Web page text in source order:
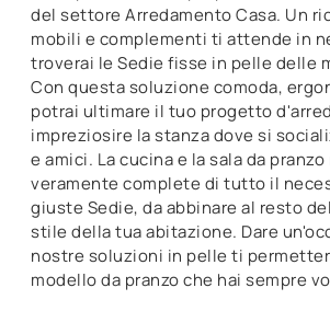
del settore Arredamento Casa. Un
mobili e complementi ti attende in
troverai le Sedie fisse in pelle delle
Con questa soluzione comoda,
potrai ultimare il tuo progetto
impreziosire la stanza dove si
e amici. La cucina e la sala da
veramente complete di tutto il
giuste Sedie, da abbinare al resto
stile della tua abitazione. Dare
nostre soluzioni in pelle ti
modello da pranzo che hai sempre